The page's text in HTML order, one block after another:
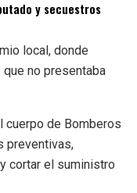
y secuestros
local, donde
no presentaba
cuerpo de Bomberos
preventivas,
cortar el suministro